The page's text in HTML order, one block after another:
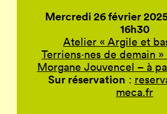
Mercredi 26 février
16h30
Atelier « Argile et
Terriens·nes de demain »
Morgane Jouvencel – à
Sur réservation :
meca.fr